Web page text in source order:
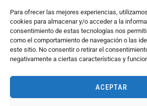
Para ofrecer las mejores experiencias,
cookies para almacenar y/o acceder a la
consentimiento de estas tecnologías nos
como el comportamiento de navegación o las
este sitio. No consentir o retirar el
negativamente a ciertas características y
ACEPTAR